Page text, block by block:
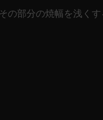
の部分の焼幅を浅くす